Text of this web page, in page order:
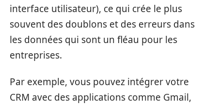
interface utilisateur), ce qui crée le plus
souvent des doublons et des erreurs dans
les données qui sont un fléau pour les
entreprises.
Par exemple, vous pouvez intégrer votre
CRM avec des applications comme Gmail,